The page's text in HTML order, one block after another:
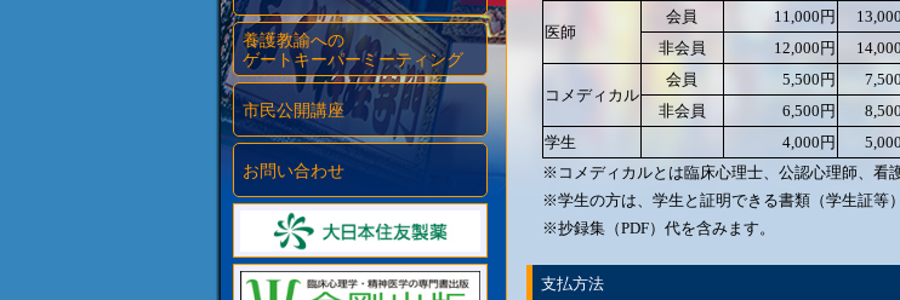
養護教諭への
ゲートキーパーミーティング
市民公開講座
お問い合わせ
医師
会員 11,000円
非会員
12,000円
コメディカル
会員 5,500円
非会員
6,500円
学生
4,000円
※コメディカルとは臨床心理士、公認心理師、看
※学生の方は、学生と証明できる書類（学生証等
※抄録集（PDF）代を含みます。
支払方法